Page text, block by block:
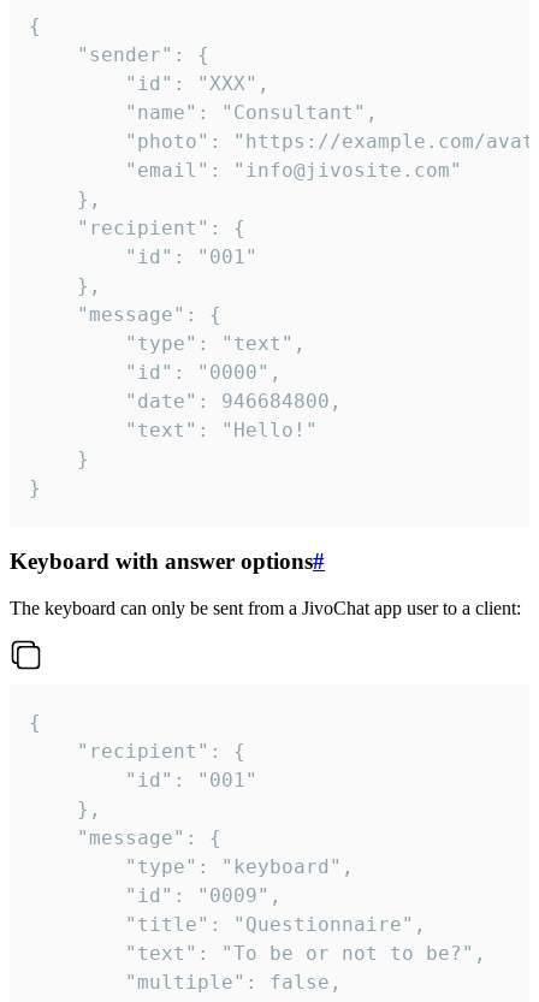
{
}
Keyboard with answer options#
The keyboard can only be sent from a JivoChat app user to a client:
{